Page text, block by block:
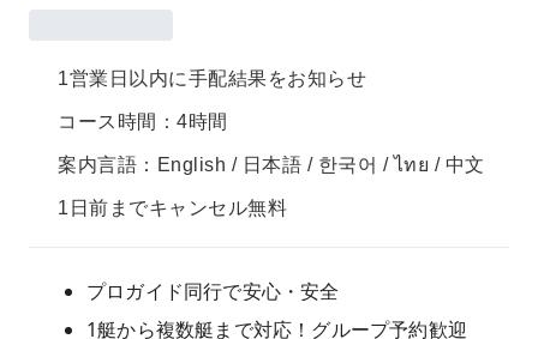
1営業日以内に手配結果をお知らせ
コース時間：4時間
案内言語：English / 日本語 / 한국어 / ไทย / 中文
1日前までキャンセル無料
プロガイド同行で安心・安全
1艇から複数艇まで対応！グループ予約歓迎